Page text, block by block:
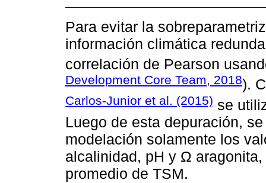
Para evitar la
información climática
correlación de Pearson
Development Core Team, 2018).
Carlos-Junior et al. (2015) se
Luego de esta depuración,
modelación solamente los
alcalinidad, pH y Ω
promedio de TSM.